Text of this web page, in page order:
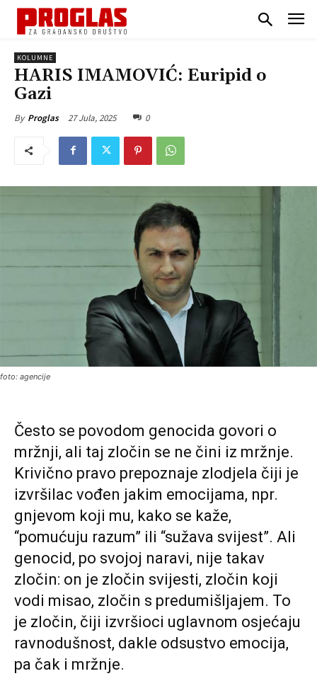
KOLUMNE
HARIS IMAMOVIĆ: Euripid o
Gazi
By Proglas 27 Jula, 2025 0
foto: agencije
Često se povodom genocida govori o
mržnji, ali taj zločin se ne čini iz mržnje.
Krivično pravo prepoznaje zlodjela čiji je
izvršilac vođen jakim emocijama, npr.
gnjevom koji mu, kako se kaže,
“pomućuju razum” ili “sužava svijest”. Ali
genocid, po svojoj naravi, nije takav
zločin: on je zločin svijesti, zločin koji
vodi misao, zločin s predumišljajem. To
je zločin, čiji izvršioci uglavnom osjećaju
ravnodušnost, dakle odsustvo emocija,
pa čak i mržnje.